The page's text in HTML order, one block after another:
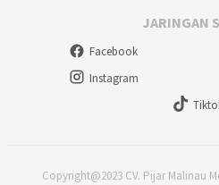
JARINGAN
Facebook
Instagram
Copyright@2023 CV. Pijar Malinau